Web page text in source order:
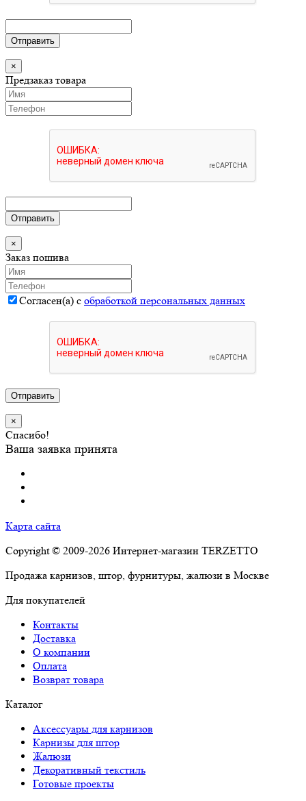
Отправить
×
Предзаказ товара
Отправить
×
Заказ пошива
Согласен(а) с обработкой персональных данных
Отправить
×
Спасибо!
Ваша заявка принята
Карта сайта
Copyright © 2009-2026 Интернет-магазин TERZETTO
Продажа карнизов, штор, фурнитуры, жалюзи в Москве
Для покупателей
Контакты
Доставка
О компании
Оплата
Возврат товара
Каталог
Аксессуары для карнизов
Карнизы для штор
Жалюзи
Декоративный текстиль
Готовые проекты